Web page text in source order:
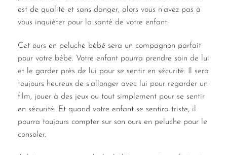
est de qualité et sans danger, alors vous n’avez pas à
vous inquiéter pour la santé de votre enfant.
Cet ours en peluche bébé sera un compagnon parfait
pour votre bébé. Votre enfant pourra prendre soin de lui
et le garder près de lui pour se sentir en sécurité. Il sera
toujours heureux de s’allonger avec lui pour regarder un
film, jouer à des jeux ou tout simplement pour se sentir
en sécurité. Et quand votre enfant se sentira triste, il
pourra toujours compter sur son ours en peluche pour le
consoler.